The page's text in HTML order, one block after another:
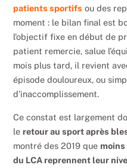
patients sportifs ou des
moment : le bilan final est
l’objectif fixe en début de
patient remercie, salue
mois plus tard, il revient
épisode douloureux, ou
d’inaccomplissement.
Ce constat est largement
le retour au sport après
montré des 2019 que
du LCA reprennent leur